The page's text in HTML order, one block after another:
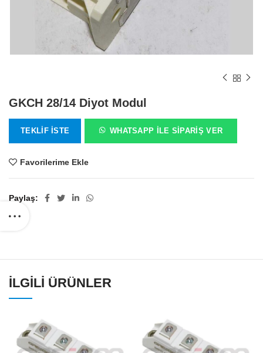
GKCH 28/14 Diyot Modul
TEKLIF İSTE WHATSAPP ILE SIPARIŞ VER
Favorilerime Ekle
Paylaş
İLGILI ÜRÜNLER